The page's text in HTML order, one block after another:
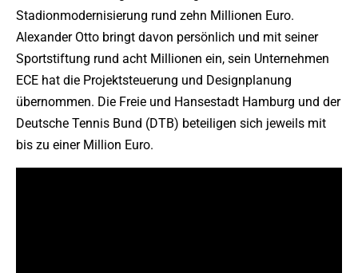
Stadionmodernisierung rund zehn Millionen Euro.
Alexander Otto bringt davon persönlich und mit seiner
Sportstiftung rund acht Millionen ein, sein Unternehmen
ECE hat die Projektsteuerung und Designplanung
übernommen. Die Freie und Hansestadt Hamburg und der
Deutsche Tennis Bund (DTB) beteiligen sich jeweils mit
bis zu einer Million Euro.